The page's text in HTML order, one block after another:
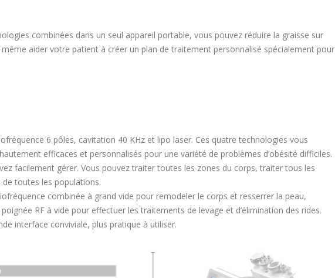
combinées dans un seul appareil portable, vous pouvez réduire la graisse sur
aider votre patient à créer un plan de traitement personnalisé spécialement pour
6 pôles, cavitation 40 KHz et lipo laser. Ces quatre technologies vous
efficaces et personnalisés pour une variété de problèmes d’obésité difficiles.
facilement gérer. Vous pouvez traiter toutes les zones du corps, traiter tous les
toutes les populations.
combinée à grand vide pour remodeler le corps et resserrer la peau,
RF à vide pour effectuer les traitements de levage et d’élimination des rides.
interface conviviale, plus pratique à utiliser.